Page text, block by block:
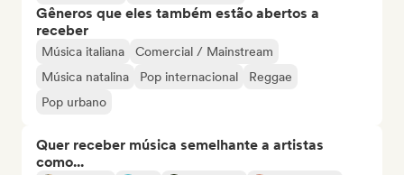
Gêneros que eles também estão abertos a
receber
Música italiana
Comercial / Mainstream
Música natalina
Pop internacional
Reggae
Pop urbano
Quer receber música semelhante a artistas
como...